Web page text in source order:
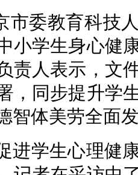
市委教育科技
小学生身心健
责人表示，文
，同步提升学
智体美劳全面
进学生心理健